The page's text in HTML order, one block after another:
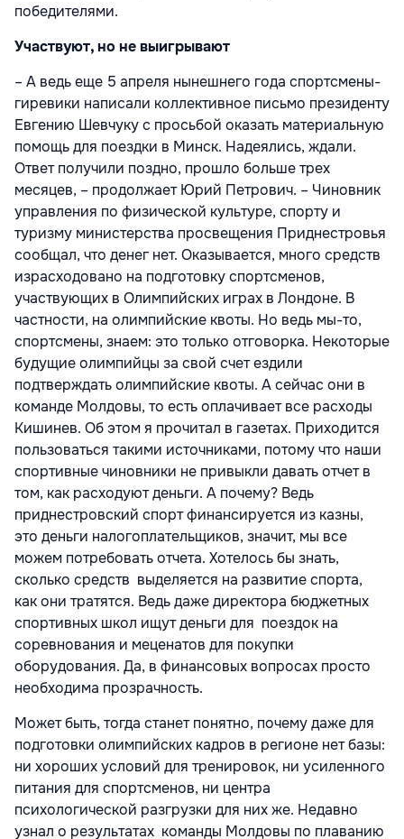
победителями.
Участвуют, но не выигрывают
– А ведь еще 5 апреля нынешнего года спортсмены-
гиревики написали коллективное письмо президенту
Евгению Шевчуку с просьбой оказать материальную
помощь для поездки в Минск. Надеялись, ждали.
Ответ получили поздно, прошло больше трех
месяцев, – продолжает Юрий Петрович. – Чиновник
управления по физической культуре, спорту и
туризму министерства просвещения Приднестровья
сообщал, что денег нет. Оказывается, много средств
израсходовано на подготовку спортсменов,
участвующих в Олимпийских играх в Лондоне. В
частности, на олимпийские квоты. Но ведь мы-то,
спортсмены, знаем: это только отговорка. Некоторые
будущие олимпийцы за свой счет ездили
подтверждать олимпийские квоты. А сейчас они в
команде Молдовы, то есть оплачивает все расходы
Кишинев. Об этом я прочитал в газетах. Приходится
пользоваться такими источниками, потому что наши
спортивные чиновники не привыкли давать отчет в
том, как расходуют деньги. А почему? Ведь
приднестровский спорт финансируется из казны,
это деньги налогоплательщиков, значит, мы все
можем потребовать отчета. Хотелось бы знать,
сколько средств выделяется на развитие спорта,
как они тратятся. Ведь даже директора бюджетных
спортивных школ ищут деньги для поездок на
соревнования и меценатов для покупки
оборудования. Да, в финансовых вопросах просто
необходима прозрачность.
Может быть, тогда станет понятно, почему даже для
подготовки олимпийских кадров в регионе нет базы:
ни хороших условий для тренировок, ни усиленного
питания для спортсменов, ни центра
психологической разгрузки для них же. Недавно
узнал о результатах команды Молдовы по плаванию